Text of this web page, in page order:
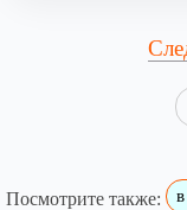
Посмотрите также: